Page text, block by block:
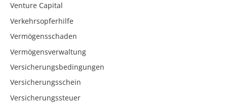
Venture Capital
Verkehrsopferhilfe
Vermögensschaden
Vermögensverwaltung
Versicherungsbedingungen
Versicherungsschein
Versicherungssteuer